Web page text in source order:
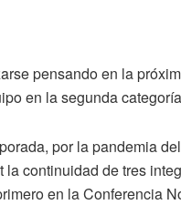
pensando en la
en la segunda
por la pandemia
continuidad de tres
en la Conferencia